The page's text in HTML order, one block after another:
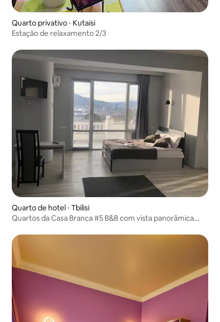
Quarto privativo ⋅ Kutaisi
Estação de relaxamento 2/3
Quarto de hotel ⋅ Tbilisi
Quartos da Casa Branca #5 B&B com vista panorâmica